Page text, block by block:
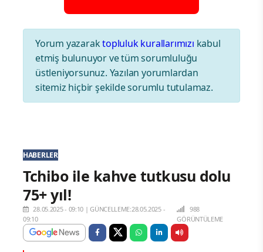
Yorum yazaraktopluluk kurallarımızı kabul
etmiş bulunuyor ve tüm sorumluluğu
üstleniyorsunuz. Yazılan yorumlardan
sitemiz hiçbir şekilde sorumlu tutulamaz.
HABERLER
Tchibo ile kahve tutkusu dolu
75+ yıl!
28.05.2025 - 09:10 |GÜNCELLEME:28.05.2025 -
09:10
988
GÖRÜNTÜLEME